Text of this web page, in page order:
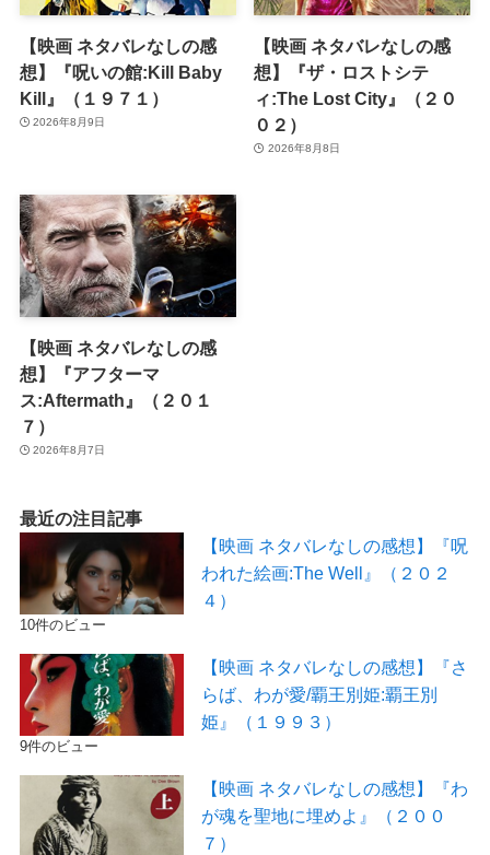
【映画 ネタバレなしの感
想】『呪いの館:Kill Baby
Kill』（１９７１）
2026年8月9日
【映画 ネタバレなしの感
想】『ザ・ロストシテ
ィ:The Lost City』（２０
０２）
2026年8月8日
【映画 ネタバレなしの感
想】『アフターマ
ス:Aftermath』（２０１
７）
2026年8月7日
最近の注目記事
【映画 ネタバレなしの感想】『呪
われた絵画:The Well』（２０２
４）
10件のビュー
【映画 ネタバレなしの感想】『さ
らば、わが愛/覇王別姫:覇王別
姫』（１９９３）
9件のビュー
【映画 ネタバレなしの感想】『わ
が魂を聖地に埋めよ』（２００
７）